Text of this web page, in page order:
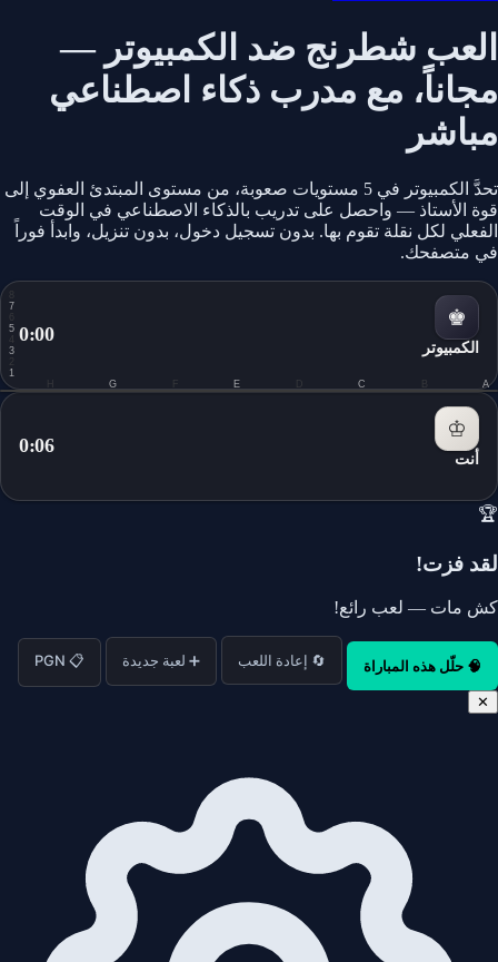
العب شطرنج ضد الكمبيوتر —
مجاناً، مع مدرب ذكاء اصطناعي
مباشر
تحدَّ الكمبيوتر في 5 مستويات صعوبة، من مستوى المبتدئ العفوي إلى
قوة الأستاذ — واحصل على تدريب بالذكاء الاصطناعي في الوقت
الفعلي لكل نقلة تقوم بها. بدون تسجيل دخول، بدون تنزيل، وابدأ فوراً
في متصفحك.
♚
الكمبيوتر
0:00
0.0
1
3
5
7
A
C
D
E
G
♔
أنت
0:07
🏆
لقد فزت!
كش مات — لعب رائع!
🧠 حلّل هذه المباراة 🔄 إعادة اللعب ➕ لعبة جديدة 📋 PGN
✕